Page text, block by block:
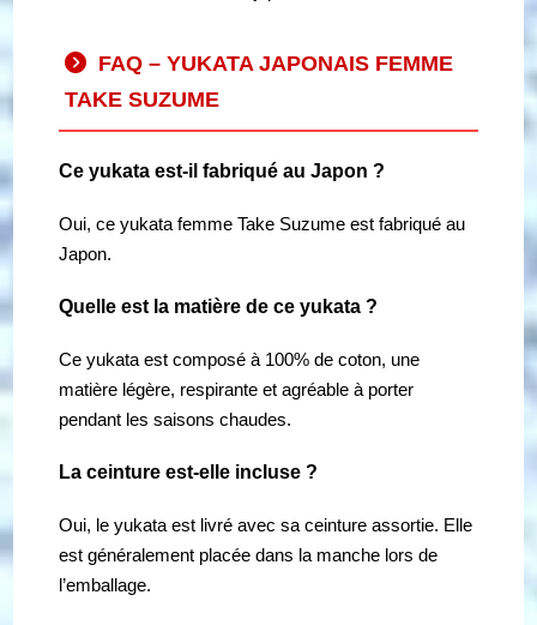
FAQ – YUKATA JAPONAIS FEMME
TAKE SUZUME
Ce yukata est-il fabriqué au Japon ?
Oui, ce yukata femme Take Suzume est fabriqué au
Japon.
Quelle est la matière de ce yukata ?
Ce yukata est composé à 100% de coton, une
matière légère, respirante et agréable à porter
pendant les saisons chaudes.
La ceinture est-elle incluse ?
Oui, le yukata est livré avec sa ceinture assortie. Elle
est généralement placée dans la manche lors de
l’emballage.